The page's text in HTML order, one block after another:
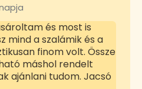
és most is
mind a szalámik és a
finom volt. Össze
máshol rendelt
ajánlani tudom. Jacsó